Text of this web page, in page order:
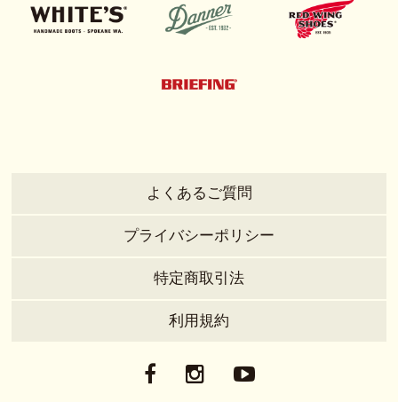
よくあるご質問
プライバシーポリシー
特定商取引法
利用規約